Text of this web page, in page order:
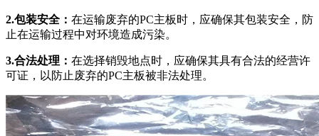
2.包装安全： 在运输废弃的PC主板时，应确保其包装安全，防
止在运输过程中对环境造成污染。
3.合法处理： 在选择销毁地点时，应确保其具有合法的经营许
可证，以防止废弃的PC主板被非法处理。